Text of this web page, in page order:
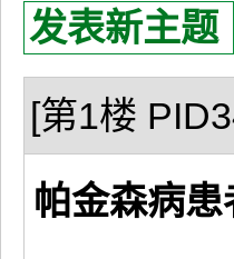
发表新主题
[第1楼
帕金森病